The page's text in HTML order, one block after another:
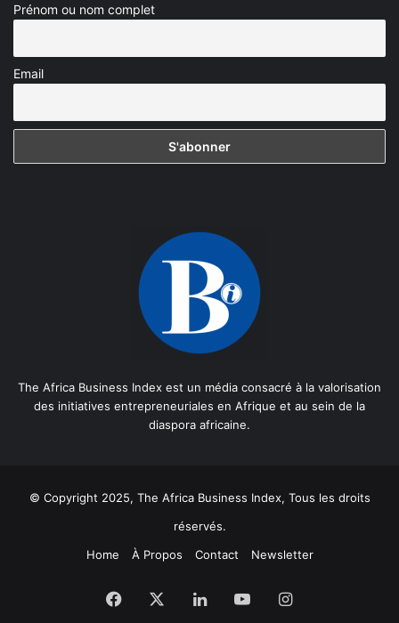
Prénom ou nom complet
Email
The Africa Business Index est un média consacré à la valorisation
des initiatives entrepreneuriales en Afrique et au sein de la
diaspora africaine.
© Copyright 2025, The Africa Business Index, Tous les droits
réservés.
Home
À Propos Contact Newsletter
Facebook LinkedinYouTubeInstagram